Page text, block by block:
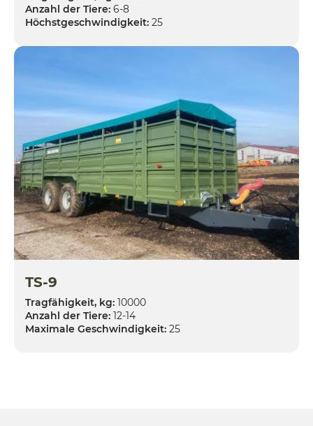
Anzahl der Tiere: 6-8
Höchstgeschwindigkeit: 25
TS-9
Tragfähigkeit, kg: 10000
Anzahl der Tiere: 12-14
Maximale Geschwindigkeit: 25